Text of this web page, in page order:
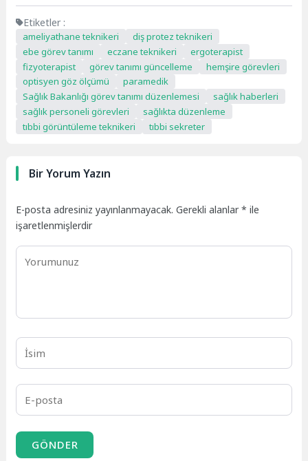
Etiketler :
ameliyathane teknikeri
diş protez teknikeri
ebe görev tanımı
eczane teknikeri
ergoterapist
fizyoterapist
görev tanımı güncelleme
hemşire görevleri
optisyen göz ölçümü
paramedik
Sağlık Bakanlığı görev tanımı düzenlemesi
sağlık haberleri
sağlık personeli görevleri
sağlıkta düzenleme
tıbbi görüntüleme teknikeri
tıbbi sekreter
Bir Yorum Yazın
E-posta adresiniz yayınlanmayacak. Gerekli alanlar* ile
işaretlenmişlerdir
GÖNDER